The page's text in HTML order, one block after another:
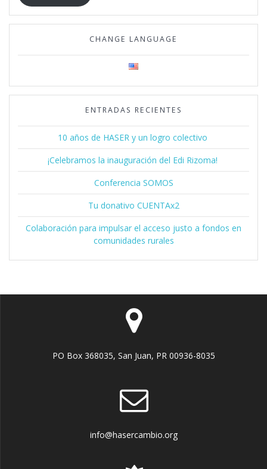
CHANGE LANGUAGE
ENTRADAS RECIENTES
10 años de HASER y un logro colectivo
¡Celebramos la inauguración del Edi Rizoma!
Conferencia SOMOS
Tu donativo CUENTAx2
Colaboración para impulsar el acceso justo a fondos en
comunidades rurales
PO Box 368035, San Juan, PR 00936-8035
info@hasercambio.org